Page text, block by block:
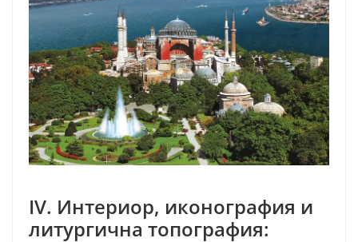
IV. Интериор, иконография и
литургична топография: